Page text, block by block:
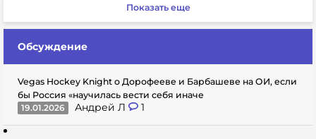
Показать еще
Обсуждение
Vegas Hockey Knight о Дорофееве и Барбашеве на ОИ, если
бы Россия «научилась вести себя иначе
19.01.2026
Андрей Л 1